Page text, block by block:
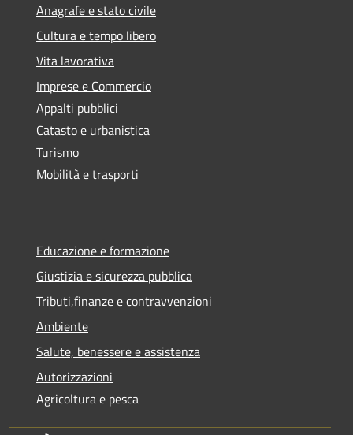
Anagrafe e stato civile
Cultura e tempo libero
Vita lavorativa
Imprese e Commercio
Appalti pubblici
Catasto e urbanistica
Turismo
Mobilità e trasporti
Educazione e formazione
Giustizia e sicurezza pubblica
Tributi,finanze e contravvenzioni
Ambiente
Salute, benessere e assistenza
Autorizzazioni
Agricoltura e pesca